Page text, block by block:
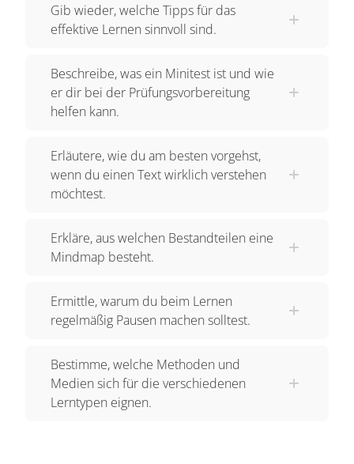
Gib wieder, welche Tipps für das
effektive Lernen sinnvoll sind.
Beschreibe, was ein Minitest ist und wie
er dir bei der Prüfungsvorbereitung
helfen kann.
Erläutere, wie du am besten vorgehst,
wenn du einen Text wirklich verstehen
möchtest.
Erkläre, aus welchen Bestandteilen eine
Mindmap besteht.
Ermittle, warum du beim Lernen
regelmäßig Pausen machen solltest.
Bestimme, welche Methoden und
Medien sich für die verschiedenen
Lerntypen eignen.